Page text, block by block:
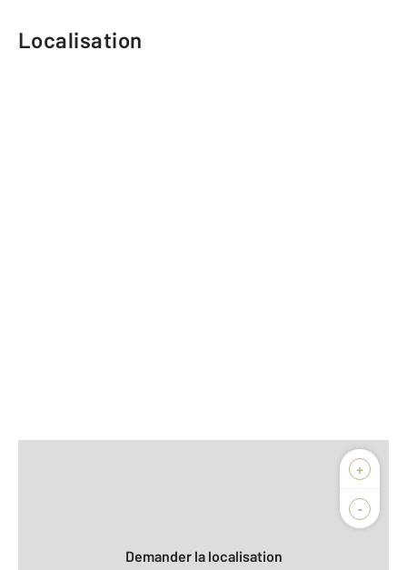
Localisation
+
-
Biens vendus
Demander la localisation